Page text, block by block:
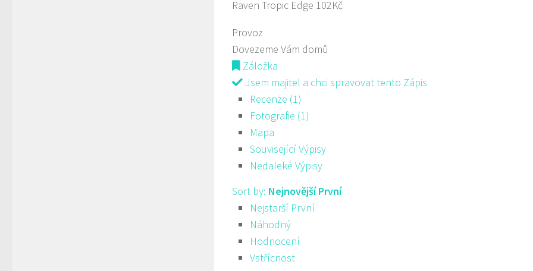
Raven Tropic Edge 102Kč
Provoz
Dovezeme Vám domů
Záložka
Jsem majitel a chci spravovat tento Zápis
Recenze (1)
Fotografie (1)
Mapa
Související Výpisy
Nedaleké Výpisy
Sort by: Nejnovější První
Nejstarší První
Náhodný
Hodnocení
Vstřícnost